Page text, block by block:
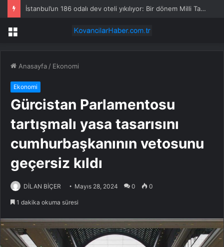
Çalışma hayatını altüst edecekler
Menü
Anasayfa / Ekonomi
Ekonomi
Gürcistan Parlamentosu
tartışmalı yasa tasarısını
cumhurbaşkanının vetosunu
geçersiz kıldı
DİLAN BİÇER Mayıs 28, 2024 0 0
1 dakika okuma süresi